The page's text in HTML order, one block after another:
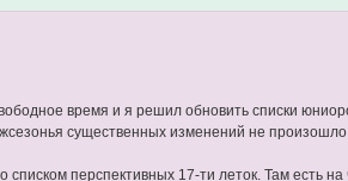
время и я решил обновить списки
существенных изменений не
списком перспективных 17-ти леток. Там есть